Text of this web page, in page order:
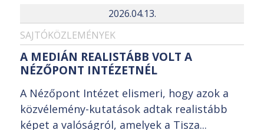
2026.04.13.
SAJTÓKÖZLEMÉNYEK
A MEDIÁN REALISTÁBB VOLT A
NÉZŐPONT INTÉZETNÉL
A Nézőpont Intézet elismeri, hogy azok a
közvélemény-kutatások adtak realistább
képet a valóságról, amelyek a Tisza...